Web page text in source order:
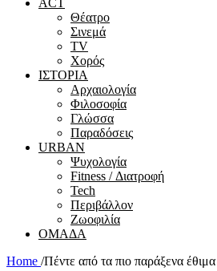
ACT
Θέατρο
Σινεμά
ΤV
Χορός
ΙΣΤΟΡΙΑ
Αρχαιολογία
Φιλοσοφία
Γλώσσα
Παραδόσεις
URBAN
Ψυχολογία
Fitness / Διατροφή
Tech
Περιβάλλον
Ζωοφιλία
ΟΜΑΔΑ
Home /Πέντε από τα πιο παράξενα έθιμα